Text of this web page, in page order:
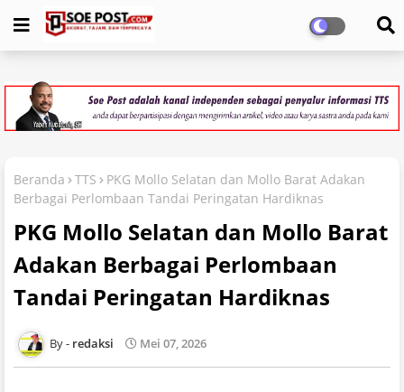
Beranda TTS
PKG Mollo Selatan dan Mollo Barat Adakan
Berbagai Perlombaan Tandai Peringatan Hardiknas
PKG Mollo Selatan dan Mollo Barat
Adakan Berbagai Perlombaan
Tandai Peringatan Hardiknas
redaksi Mei 07, 2026